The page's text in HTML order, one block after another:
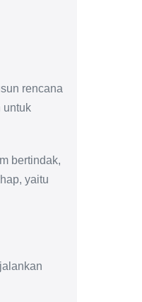
rencana
untuk
bertindak,
yaitu